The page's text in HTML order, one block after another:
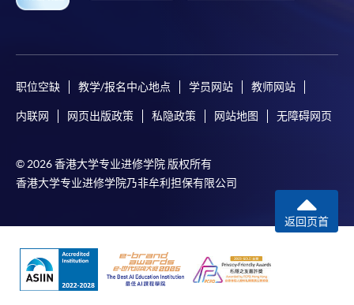
职位空缺 教学/报名中心地点 学员网站 教师网站
内联网 网页出版政策 私隐政策 网站地图 无障碍网页
© 2026 香港大学专业进修学院 版权所有
香港大学专业进修学院乃非牟利担保有限公司
返回页首